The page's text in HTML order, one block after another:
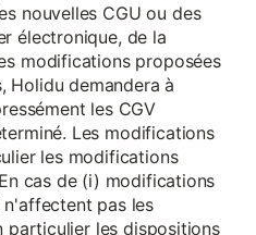
nouvelles CGU ou des
électronique, de la
modifications proposées
Holidu demandera à
les CGV
Les modifications
les modifications
cas de (i) modifications
n'affectent pas les
particulier les dispositions